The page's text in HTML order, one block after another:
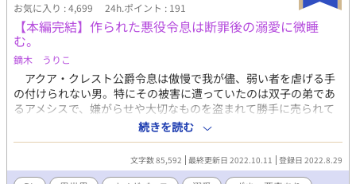
お気に入り : 4,699 24h.ポイント : 191
【本編完結】作られた悪役令息は断罪後の溺愛に微睡
む。
鏑木 うりこ
アクア・クレスト公爵令息は傲慢で我が儘、弱い者を虐げる手
の付けられない男。特にその被害に遭っていたのは双子の弟であ
るアメシスで、嫌がらせや大切なものを盗まれて勝手に売られて
しまうなど日常茶飯事であった。とうとう学園の卒業パーティで
アクアはアメシスの婚約者であるこの国の王太子に今までの罪を
断罪され、処罰を受けた。 家からも国からも追放された「悪役
令息」のアクアは一人歩き始めるのだが、その先に待っているも
続きを読む
文字数 85,592 最終更新日 2022.10.11 登録日 2022.8.29